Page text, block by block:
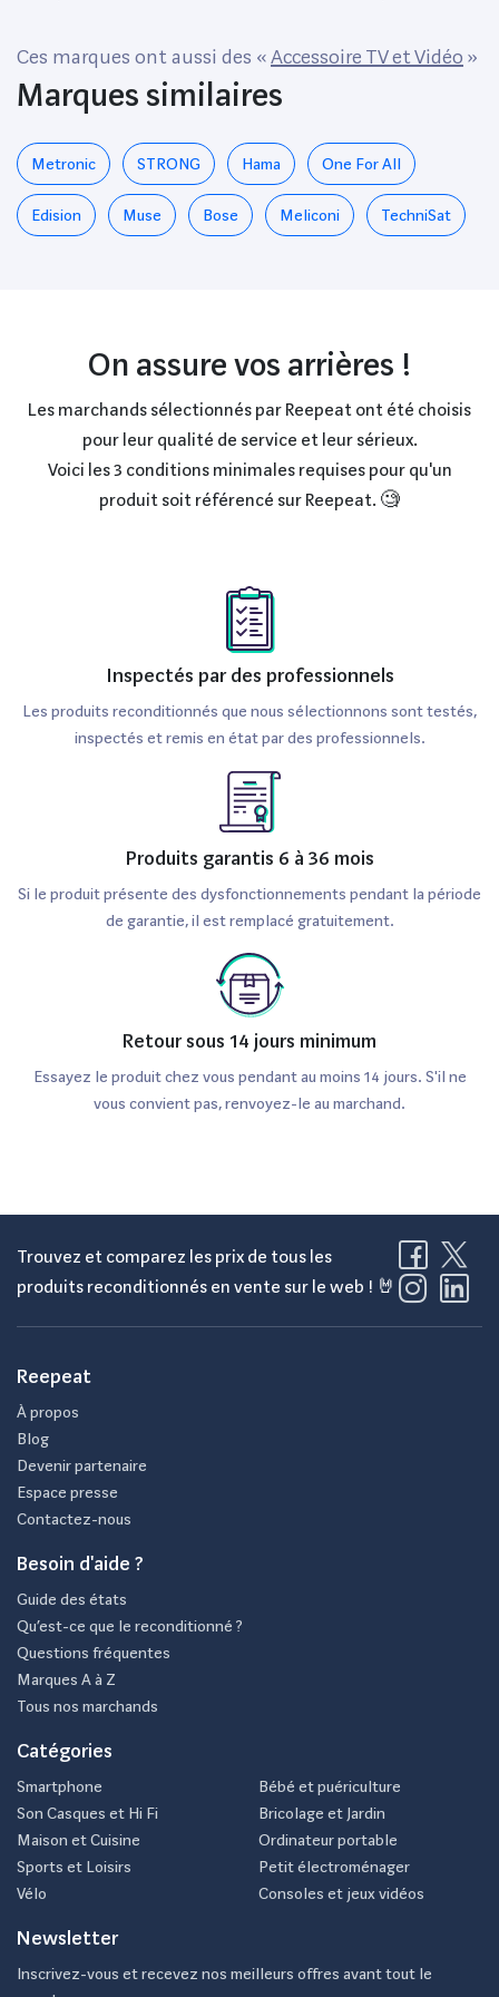
Ces marques ont aussi des «Accessoire TV et Vidéo »
Marques similaires
Metronic STRONG Hama One For All
Edision Muse Bose Meliconi TechniSat
On assure vos arrières !
Les marchands sélectionnés par Reepeat ont été choisis
pour leur qualité de service et leur sérieux.
Voici les 3 conditions minimales requises pour qu'un
produit soit référencé sur Reepeat. 🧐
Inspectés par des professionnels
Les produits reconditionnés que nous sélectionnons sont testés,
inspectés et remis en état par des professionnels.
Produits garantis 6 à 36 mois
Si le produit présente des dysfonctionnements pendant la période
de garantie, il est remplacé gratuitement.
Retour sous 14 jours minimum
Essayez le produit chez vous pendant au moins 14 jours. S'il ne
vous convient pas, renvoyez-le au marchand.
Trouvez et comparez les prix de tous les
produits reconditionnés en vente sur le web ! 🤘
Reepeat
À propos
Blog
Devenir partenaire
Espace presse
Contactez-nous
Besoin d'aide ?
Guide des états
Qu’est-ce que le reconditionné ?
Questions fréquentes
Marques A à Z
Tous nos marchands
Catégories
Smartphone
Son Casques et Hi Fi
Maison et Cuisine
Sports et Loisirs
Vélo
Bébé et puériculture
Bricolage et Jardin
Ordinateur portable
Petit électroménager
Consoles et jeux vidéos
Newsletter
Inscrivez-vous et recevez nos meilleurs offres avant tout le